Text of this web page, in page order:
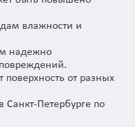
влажности и
надежно
от разных
Санкт-Петербурге по